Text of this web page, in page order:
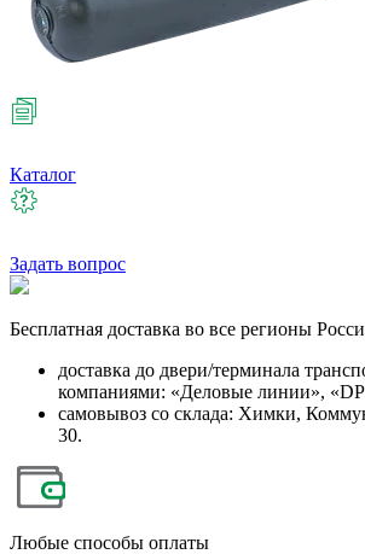
Каталог
Задать вопрос
Бесплатная доставка во все регионы
доставка до двери/терминала
компаниями: «Деловые линии»,
самовывоз со склада: Химки,
30.
Любые способы оплаты